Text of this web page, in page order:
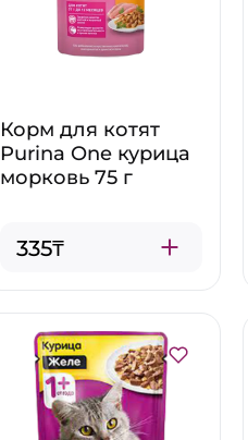
Корм для котят
Purina One курица
морковь 75 г
335₸